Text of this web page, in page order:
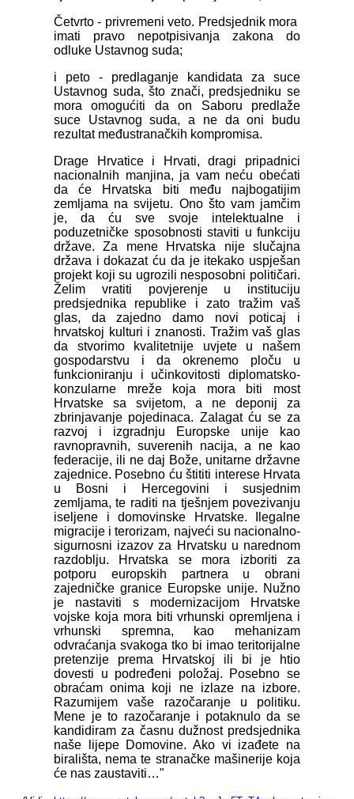
Četvrto - privremeni veto. Predsjednik mora
imati pravo nepotpisivanja zakona do
odluke Ustavnog suda;
i peto - predlaganje kandidata za suce
Ustavnog suda, što znači, predsjedniku se
mora omogućiti da on Saboru predlaže
suce Ustavnog suda, a ne da oni budu
rezultat međustranačkih kompromisa.
Drage Hrvatice i Hrvati, dragi pripadnici
nacionalnih manjina, ja vam neću obećati
da će Hrvatska biti među najbogatijim
zemljama na svijetu. Ono što vam jamčim
je, da ću sve svoje intelektualne i
poduzetničke sposobnosti staviti u funkciju
države. Za mene Hrvatska nije slučajna
država i dokazat ću da je itekako uspješan
projekt koji su ugrozili nesposobni političari.
Želim vratiti povjerenje u instituciju
predsjednika republike i zato tražim vaš
glas, da zajedno damo novi poticaj i
hrvatskoj kulturi i znanosti. Tražim vaš glas
da stvorimo kvalitetnije uvjete u našem
gospodarstvu i da okrenemo ploču u
funkcioniranju i učinkovitosti diplomatsko-
konzularne mreže koja mora biti most
Hrvatske sa svijetom, a ne deponij za
zbrinjavanje pojedinaca. Zalagat ću se za
razvoj i izgradnju Europske unije kao
ravnopravnih, suverenih nacija, a ne kao
federacije, ili ne daj Bože, unitarne državne
zajednice. Posebno ću štititi interese Hrvata
u Bosni i Hercegovini i susjednim
zemljama, te raditi na tješnjem povezivanju
iseljene i domovinske Hrvatske. Ilegalne
migracije i terorizam, najveći su nacionalno-
sigurnosni izazov za Hrvatsku u narednom
razdoblju. Hrvatska se mora izboriti za
potporu europskih partnera u obrani
zajedničke granice Europske unije. Nužno
je nastaviti s modernizacijom Hrvatske
vojske koja mora biti vrhunski opremljena i
vrhunski spremna, kao mehanizam
odvraćanja svakoga tko bi imao teritorijalne
pretenzije prema Hrvatskoj ili bi je htio
dovesti u podređeni položaj. Posebno se
obraćam onima koji ne izlaze na izbore.
Razumijem vaše razočaranje u politiku.
Mene je to razočaranje i potaknulo da se
kandidiram za časnu dužnost predsjednika
naše lijepe Domovine. Ako vi izađete na
birališta, nema te stranačke mašinerije koja
će nas zaustaviti…"